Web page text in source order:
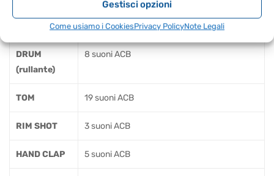
Gestisci opzioni
Come usiamo i CookiesPrivacy PolicyNote Legali
11 suoni ACB
DRUM
(rullante)
8 suoni ACB
TOM 19 suoni ACB
RIM SHOT 3 suoni ACB
HAND CLAP 5 suoni ACB